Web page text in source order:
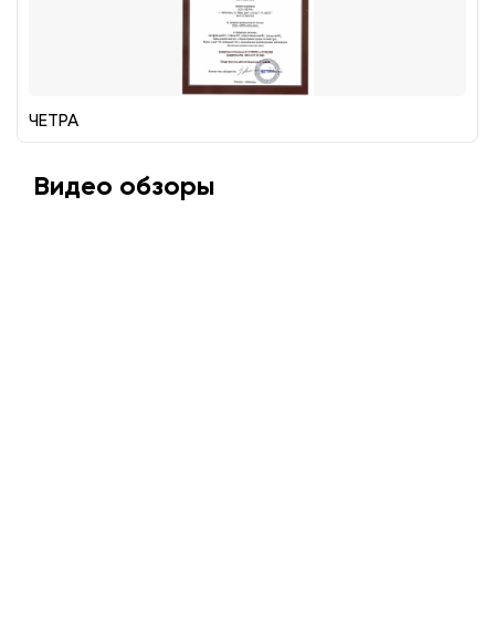
ЧЕТРА
Видео обзоры